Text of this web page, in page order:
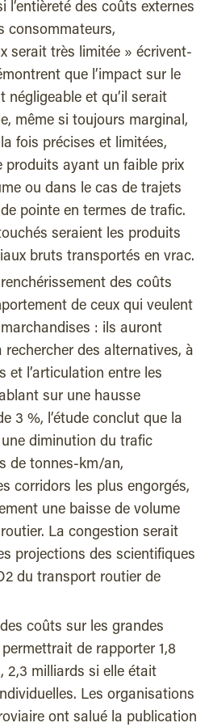
l’entièreté des coûts externes
consommateurs,
serait très limitée » écrivent-
que l’impact sur le
négligeable et qu’il serait
même si toujours marginal,
fois précises et limitées,
produits ayant un faible prix
ou dans le cas de trajets
pointe en termes de trafic.
seraient les produits
bruts transportés en vrac.
des coûts
de ceux qui veulent
: ils auront
des alternatives, à
et l’articulation entre les
sur une hausse
3 %, l’étude conclut que la
diminution du trafic
de tonnes-km/an,
corridors les plus engorgés,
une baisse de volume
La congestion serait
projections des scientifiques
du transport routier de
coûts sur les grandes
de rapporter 1,8
2,3 milliards si elle était
Les organisations
ont salué la publication